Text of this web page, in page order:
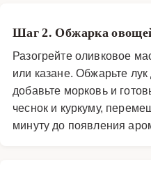
Шаг 2. Обжарка
Разогрейте оливковое
или казане. Обжарьте
добавьте морковь и
чеснок и куркуму,
минуту до появления